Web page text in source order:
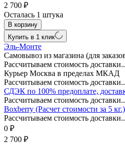
2 700 ₽
Осталась 1 штука
В корзину
Купить в 1 клик
Эль-Монте
Самовывоз из магазина (для
Рассчитываем стоимость
Курьер Москва в пределах МКАД
Рассчитываем стоимость
СДЭК по 100% предоплате,
Рассчитываем стоимость
Boxberry (Расчет стоимости за 5 кг.)
Рассчитываем стоимость
0 ₽
2 700 ₽